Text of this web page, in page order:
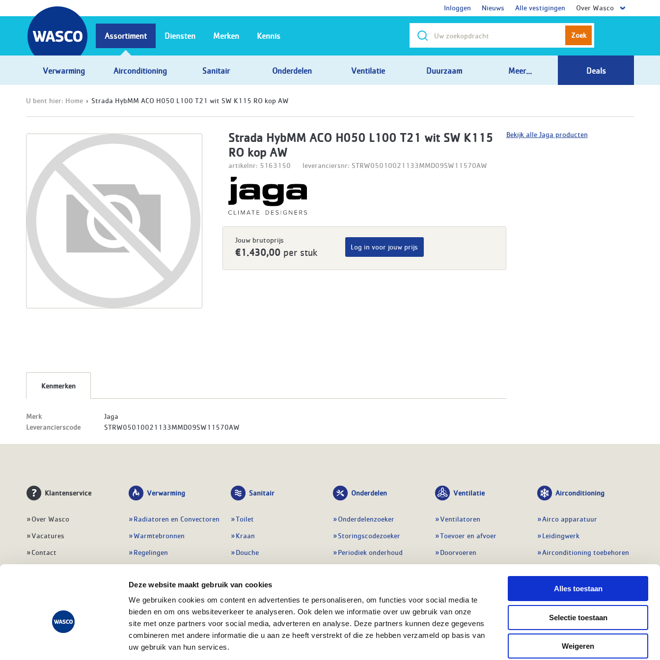
Deze website maakt gebruik van cookies
We gebruiken cookies om content en advertenties te personaliseren, om functies voor social media te
bieden en om ons websiteverkeer te analyseren. Ook delen we informatie over uw gebruik van onze
site met onze partners voor social media, adverteren en analyse. Deze partners kunnen deze gegevens
combineren met andere informatie die u aan ze heeft verstrekt of die ze hebben verzameld op basis van
uw gebruik van hun services.
Alles toestaan
Selectie toestaan
Weigeren
Inloggen Nieuws Alle vestigingen Over Wasco
Zoek
Assortiment
Verwarming Airconditioning Sanitair Onderdelen Ventilatie Duurzaam Meer... Deals
Diensten Merken Kennis
U bent hier: Home Strada HybMM ACO H050 L100 T21 wit SW K115 RO kop AW
Strada HybMM ACO H050 L100 T21 wit SW K115
RO kop AW
artikelnr: 5163150 leveranciersnr: STRW05010021133MMD09SW11570AW
Jouw brutoprijs
€1.430,00 per stuk
Log in voor jouw prijs
Kenmerken
Merk
Jaga
Leverancierscode
STRW05010021133MMD09SW11570AW
Bekijk alle Jaga producten
Klantenservice
Over Wasco
Vacatures
Contact
Veelgestelde vragen
Verwarming
Radiatoren en Convectoren
Warmtebronnen
Regelingen
Leidingwerk
Warmwatertoestellen
Alle verwarming
Sanitair
Toilet
Kraan
Douche
Badmeubel
Afvoeren
Alle sanitair
Onderdelen
Onderdelenzoeker
Storingscodezoeker
Periodiek onderhoud
Preventie & detectie
Alle onderdelen
Ventilatie
Ventilatoren
Toevoer en afvoer
Doorvoeren
Regelingen
Airconditioning
Airco apparatuur
Leidingwerk
Airconditioning toebehoren
Regelapparatuur
Alle koeling